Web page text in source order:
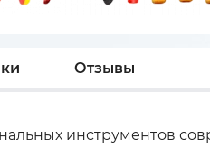
Отзывы
инструментов